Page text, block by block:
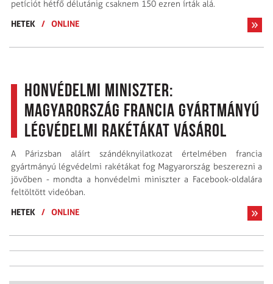
petíciót hétfő délutánig csaknem 150 ezren írták alá.
HETEK
/ ONLINE
Honvédelmi miniszter:
Magyarország francia gyártmányú
légvédelmi rakétákat vásárol
A Párizsban aláírt szándéknyilatkozat értelmében francia
gyártmányú légvédelmi rakétákat fog Magyarország beszerezni a
jövőben - mondta a honvédelmi miniszter a Facebook-oldalára
feltöltött videóban.
HETEK
/ ONLINE